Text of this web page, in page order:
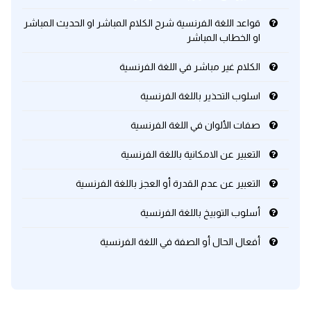
قواعد اللغة الفرنسية شرح الكلام المباشر او الحديث المباشر
او الخطاب المباشر
الكلام غير مباشر في اللغة الفرنسية
اسلوب التحذير باللغة الفرنسية
صفات الألوان في اللغة الفرنسية
التعبير عن الامكانية باللغة الفرنسية
التعبير عن عدم القدرة أو العجز باللغة الفرنسية
أسلوب التوبيخ باللغة الفرنسية
أفعال الحال أو الصفة في اللغة الفرنسية